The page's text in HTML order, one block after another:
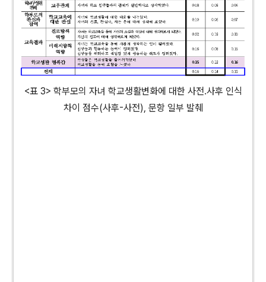
<표 3> 학부모의 자녀 학교생활변화에 대한 사전․사후 인식
차이 점수(사후-사전), 문항 일부 발췌